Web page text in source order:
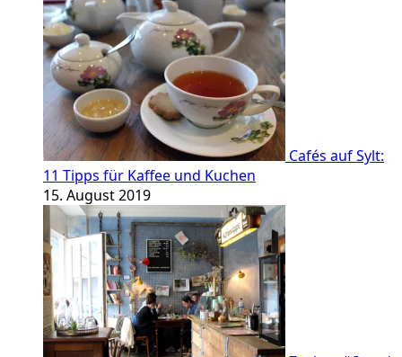
Cafés auf Sylt:
11 Tipps für Kaffee und Kuchen
15. August 2019